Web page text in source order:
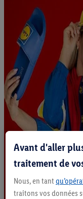
Avant d'aller
traitement de
Nous, en tant
traitons vos données